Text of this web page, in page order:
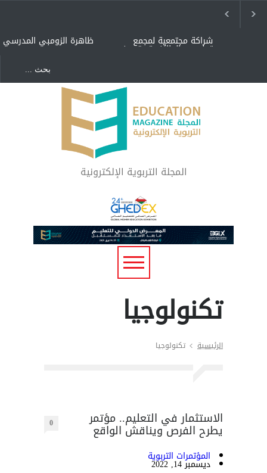
ظاهرة الزومبي المدرسي شراكة مجتمعية لمجمع
تعليمي بالطائف تستهدف
"كنت أنضرب ومافيني إلا
العافية" هل هذا مبرر
لاستمرار أسلوب التربية
المتوارث؟
لماذا تعد برامج توعية الأطفال
بخصوصية الجسد وقاية لا
فضول؟
المجلة التربوية الإلكترونية
تكنولوجيا
الرئيسية تكنولوجيا
الاستثمار في التعليم.. مؤتمر
يطرح الفرص ويناقش الواقع 0
المؤتمرات التربوية
ديسمبر 14, 2022